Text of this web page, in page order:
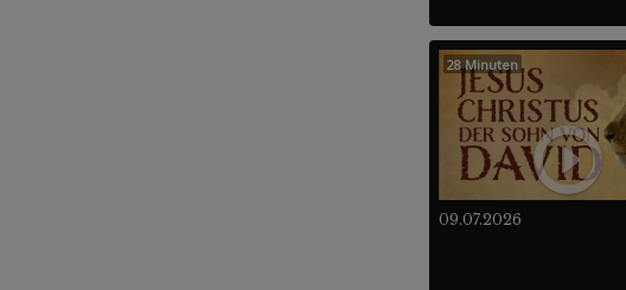
09.07.2026
28 Minuten